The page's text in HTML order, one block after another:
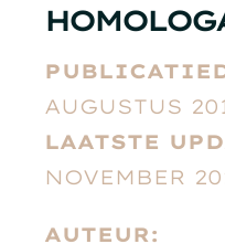
AUGUSTUS
LAATSTE
NOVEMBER
AUTEUR: